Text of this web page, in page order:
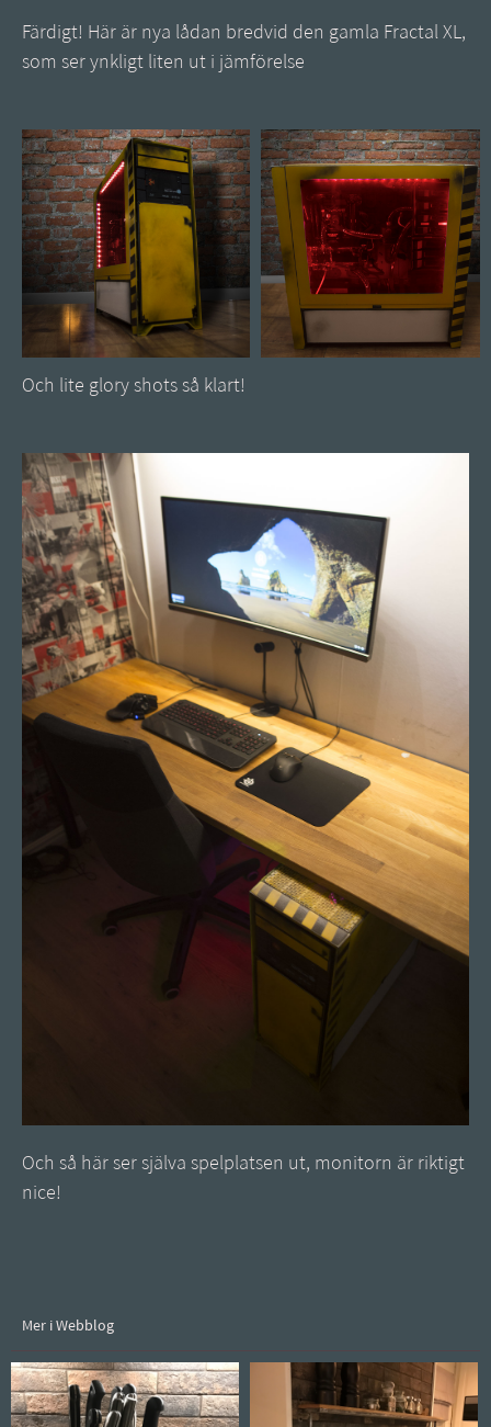
Färdigt! Här är nya lådan bredvid den gamla Fractal XL,
som ser ynkligt liten ut i jämförelse
Och lite glory shots så klart!
Och så här ser själva spelplatsen ut, monitorn är riktigt
nice!
Mer i Webblog